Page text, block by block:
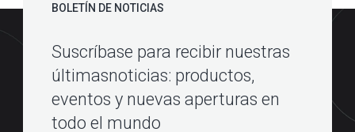
BOLETÍN DE NOTICIAS
Suscríbase para recibir nuestras
últimasnoticias: productos,
eventos y nuevas aperturas en
todo el mundo